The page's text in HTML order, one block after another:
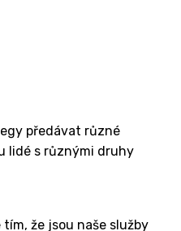
předávat různé
lidé s různými druhy
že jsou naše služby